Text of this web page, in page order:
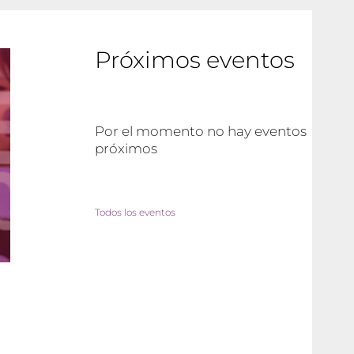
Próximos eventos
Por el momento no hay eventos
próximos
Todos los eventos